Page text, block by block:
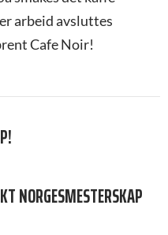
arbeid avsluttes
Cafe Noir!
NORGESMESTERSKAP